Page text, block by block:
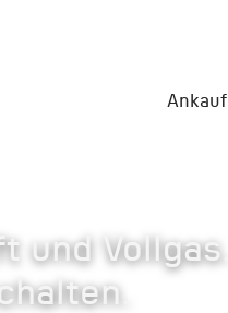
Ankauf
und Vollgas.